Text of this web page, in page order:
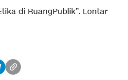
di RuangPublik”. Lontar